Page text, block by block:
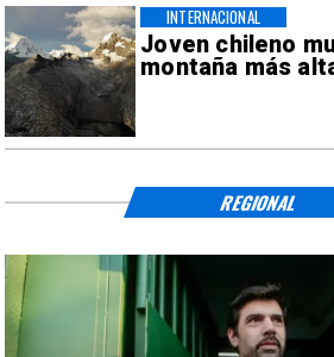
Joven chileno
montaña más
INTERNACIONAL
REGIONAL